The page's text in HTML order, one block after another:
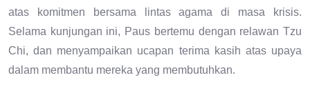
atas komitmen bersama lintas agama di masa krisis.
Selama kunjungan ini, Paus bertemu dengan relawan Tzu
Chi, dan menyampaikan ucapan terima kasih atas upaya
dalam membantu mereka yang membutuhkan.